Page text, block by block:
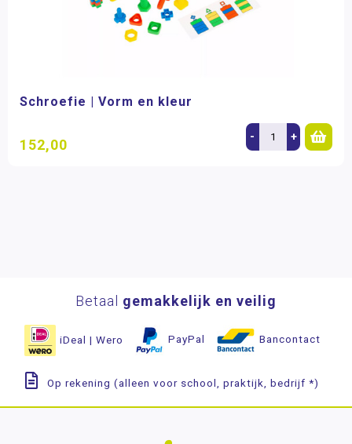
Schroefie | Vorm en kleur
152,00 - +
Betaal gemakkelijk en veilig
iDeal | Wero PayPal Bancontact
Op rekening (alleen voor school, praktijk, bedrijf *)